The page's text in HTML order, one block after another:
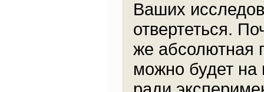
Ваших
отвертеться.
же абсолютная
можно будет на